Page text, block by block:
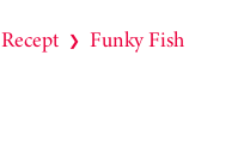
Recept ❯ Funky Fish